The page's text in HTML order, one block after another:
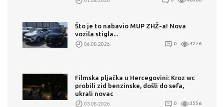
Što je to nabavio MUP ZHŽ-a! Nova
vozila stigla...
06.08.2026. 0 4276
Filmska pljačka u Hercegovini: Kroz wc
probili zid benzinske, došli do sefa,
ukrali novac
03.08.2026. 0 3556